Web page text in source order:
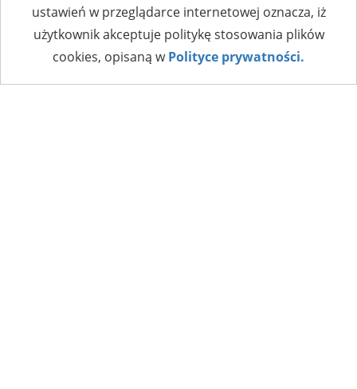
ustawień w przeglądarce internetowej oznacza, iż
użytkownik akceptuje politykę stosowania plików
cookies, opisaną wPolityce prywatności.